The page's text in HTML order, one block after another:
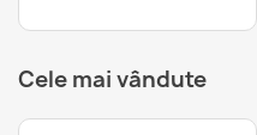
Cele mai vândute